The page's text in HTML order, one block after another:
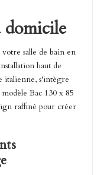
domicile
salle de bain en
haut de
italienne, s'intègre
Bac 130 x 85
raffiné pour créer